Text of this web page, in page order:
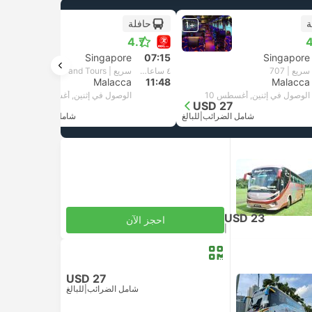
+1
Singapore
سريع | 707
Malacca
الوصول في إثنين, أغسطس 10
USD 27
شامل الضرائب للبالغ
حافلة
4.7
07:15
Singapore
٤ ساعات و‫33 دقائق سريع | KKKL Travel and Tours
11:48
Malacca
الوصول في إثنين, أغسطس 10
شامل الضرائب
USD 23 احجز الآن
USD 27
شامل الضرائب للبالغ